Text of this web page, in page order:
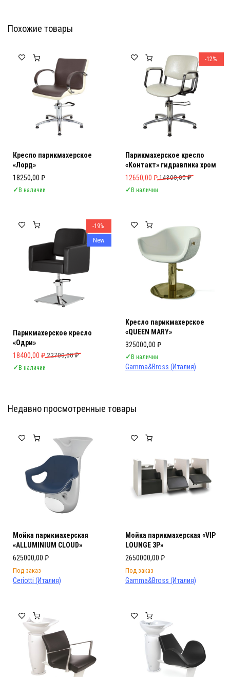
Похожие товары
Кресло парикмахерское
«Лорд»
18250,00 ₽
✓В наличии
-12%
Парикмахерское кресло
«Контакт» гидравлика хром
14300,00₽
Первоначальная цена
12650,00 ₽
Текущая цена: 12650,00 ₽.
✓В наличии
-19%
New
Парикмахерское кресло
«Одри»
22700,00₽
Первоначальная цена составляла 22700,00 ₽.
18400,00 ₽
Текущая цена: 18400,00 ₽.
✓В наличии
Кресло парикмахерское
«QUEEN MARY»
325000,00 ₽
✓В наличии
Gamma&Bross (Италия)
Недавно просмотренные товары
Мойка парикмахерская
«ALLUMINIUM CLOUD»
625000,00 ₽
Под заказ
Ceriotti (Италия)
Мойка парикмахерская «VIP
LOUNGE 3P»
2650000,00 ₽
Под заказ
Gamma&Bross (Италия)